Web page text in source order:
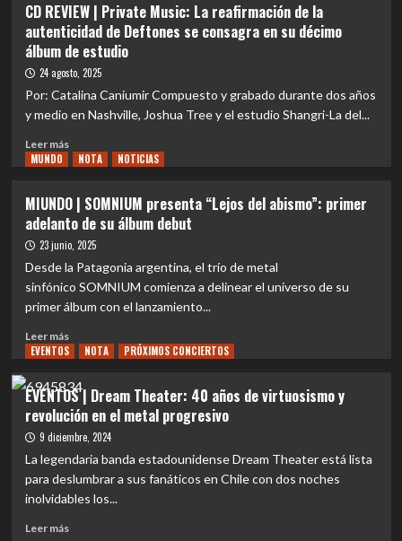
de
sus
integrantes
revelan
nombre
de
próximo
CONCIERTO
|
The
Kovenant
Santiago:
un
soñado
bajo
signo
de
Nexus
CD REVIEW | Private Music: La reafirmación de la
autenticidad de Deftones se consagra en su décimo
álbum de estudio
24 agosto, 2025
Por: Catalina Caniumir Compuesto y grabado durante dos años
y medio en Nashville, Joshua Tree y el estudio Shangri-La del...
Leer másLeer
más
REVIEW
|
Private
Music:
reafirmación
de
autenticidad
de
Deftones
se
consagra
en
décimo
álbum
de
MUNDO NOTA NOTICIAS
MIUNDO | SOMNIUM presenta “Lejos del abismo”: primer
adelanto de su álbum debut
23 junio, 2025
Desde la Patagonia argentina, el trío de metal
sinfónico SOMNIUM comienza a delinear el universo de su
primer álbum con el lanzamiento...
Leer másLeer
más
MIUNDO
|
SOMNIUM
presenta
“Lejos
abismo”:
primer
EVENTOS NOTA PRÓXIMOS CONCIERTOS
EVENTOS | Dream Theater: 40 años de virtuosismo y
revolución en el metal progresivo
9 diciembre, 2024
La legendaria banda estadounidense Dream Theater está lista
para deslumbrar a sus fanáticos en Chile con dos noches
inolvidables los...
Leer másLeer